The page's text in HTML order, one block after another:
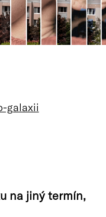
galaxii
na jiný termín,